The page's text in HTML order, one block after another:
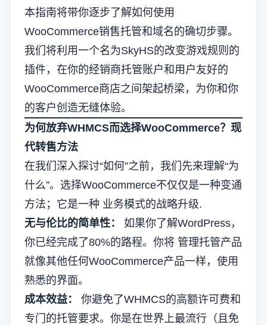
本指南将带你逐步了解如何使用
WooCommerce销售托管和域名的确切步骤。
我们将利用一个名为SkyHS的改变游戏规则的
插件，在你的经销商托管账户和用户友好的
WooCommerce商店之间架起桥梁，为你和你
的客户创造无缝体验。
为何放弃WHMCS而选择WooCommerce？现
代转售方法
在我们深入探讨“如何”之前，我们先来理解“为
什么”。选择WooCommerce不仅仅是一种变通
方法；它是一种 业务模式的战略升级.
无与伦比的简单性：
如果你了解WordPress，
你已经完成了80%的路程。你将 管理托管产品
就像其他任何WooCommerce产品一样，使用
熟悉的界面。
成本效益：
你避免了WHMCS的高额许可费和
专门的托管要求。你是在世界上最流行（且免